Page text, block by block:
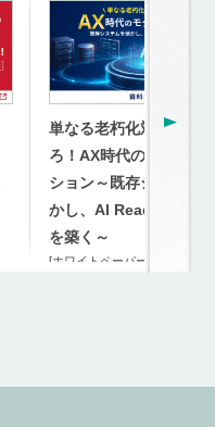
単なる老朽化対策を超
ろ！AX時代のモダナイ
ション～既存システム
かし、AI Readyな連携
を築く～
[ホワイトペーパー]